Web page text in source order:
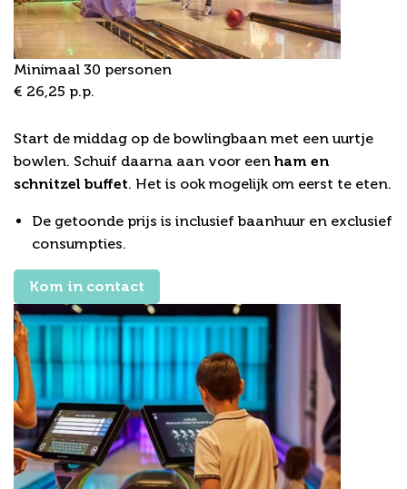
Minimaal 30 personen
€ 26,25 p.p.
Start de middag op de bowlingbaan met een uurtje
bowlen. Schuif daarna aan voor een ham en
schnitzel buffet. Het is ook mogelijk om eerst te eten.
De getoonde prijs is inclusief baanhuur en exclusief
consumpties.
Kom in contact